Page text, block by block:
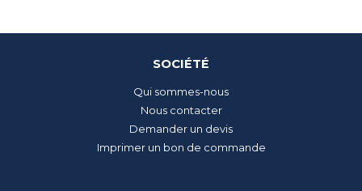
SOCIÉTÉ
Qui sommes-nous
Nous contacter
Demander un devis
Imprimer un bon de commande